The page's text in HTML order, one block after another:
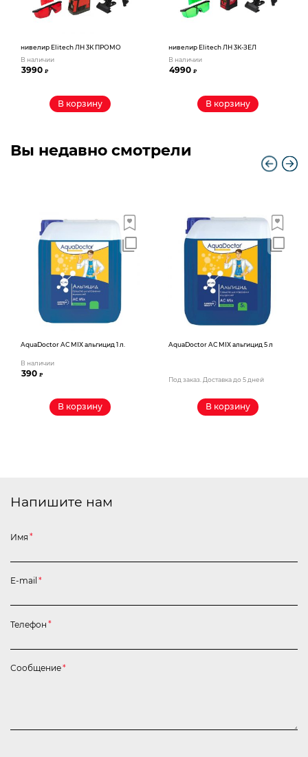
нивелир Elitech ЛН 3К ПРОМО
В наличии
3990₽
В корзину
нивелир Elitech ЛН 3К-ЗЕЛ
В наличии
4990₽
В корзину
Вы недавно смотрели
AquaDoctor AС MIX альгицид 1 л.
В наличии
390₽
В корзину
AquaDoctor AС MIX альгицид 5 л
Под заказ. Доставка до 5 дней
В корзину
Напишите нам
Имя *
E-mail *
Телефон *
Сообщение*